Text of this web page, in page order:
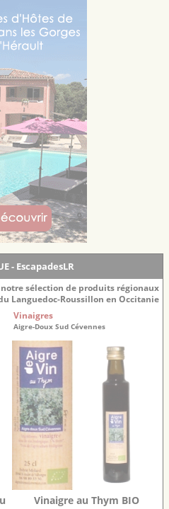
- EscapadesLR
notre sélection de produits régionaux
Languedoc-Roussillon en Occitanie
Vinaigres
Aigre-Doux Sud Cévennes
Vinaigre au Thym BIO